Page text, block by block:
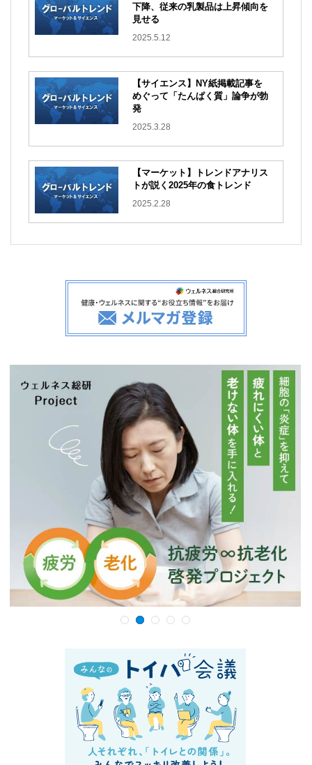
下降、従来の乳製品は上昇傾向を
見せる
2025.5.12
【サイエンス】NY紙掲載記事を
めぐって「たんぱく質」論争が勃
発
2025.3.28
【マーケット】トレンドアナリス
トが説く2025年の食トレンド
2025.2.28